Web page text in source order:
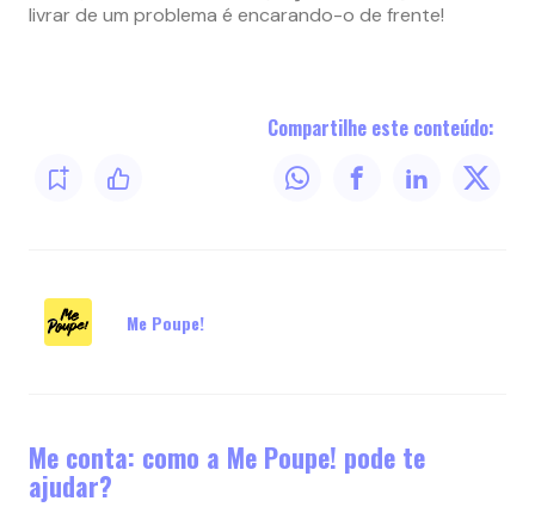
livrar de um problema é encarando-o de frente!
Compartilhe este conteúdo:
Me Poupe!
Me conta: como a Me Poupe! pode te
ajudar?